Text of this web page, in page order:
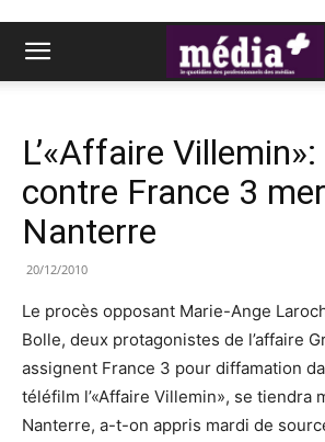
L’«Affaire
contre France 3
Nanterre
20/12/2010
Le procès opposant Marie-Ange
Bolle, deux protagonistes de l’affaire
assignent France 3 pour diffamation
téléfilm l’«Affaire Villemin», se tiendra
Nanterre, a-t-on appris mardi de